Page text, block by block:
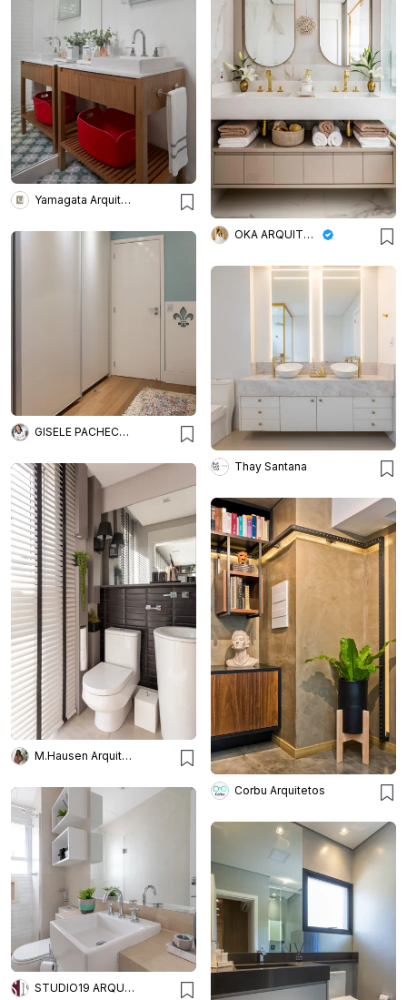
Yamagata Arquitetura
OKA ARQUITETURA
GISELE PACHECO ARQUITETURA E INTERIORES
Thay Santana
M.Hausen Arquitetura
Corbu Arquitetos
STUDIO19 ARQUITETURA E DESIGN